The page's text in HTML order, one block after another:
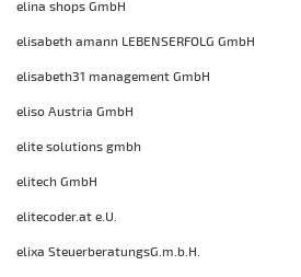
elina shops GmbH
elisabeth amann LEBENSERFOLG GmbH
elisabeth31 management GmbH
eliso Austria GmbH
elite solutions gmbh
elitech GmbH
elitecoder.at e.U.
elixa SteuerberatungsG.m.b.H.